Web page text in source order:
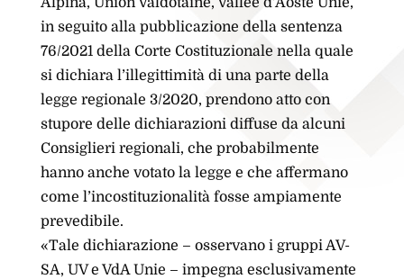
in seguito alla pubblicazione della sentenza
76/2021 della Corte Costituzionale nella quale
si dichiara l’illegittimità di una parte della
legge regionale 3/2020, prendono atto con
stupore delle dichiarazioni diffuse da alcuni
Consiglieri regionali, che probabilmente
hanno anche votato la legge e che affermano
come l’incostituzionalità fosse ampiamente
prevedibile.
«Tale dichiarazione – osservano i gruppi AV-
SA, UV e VdA Unie – impegna esclusivamente